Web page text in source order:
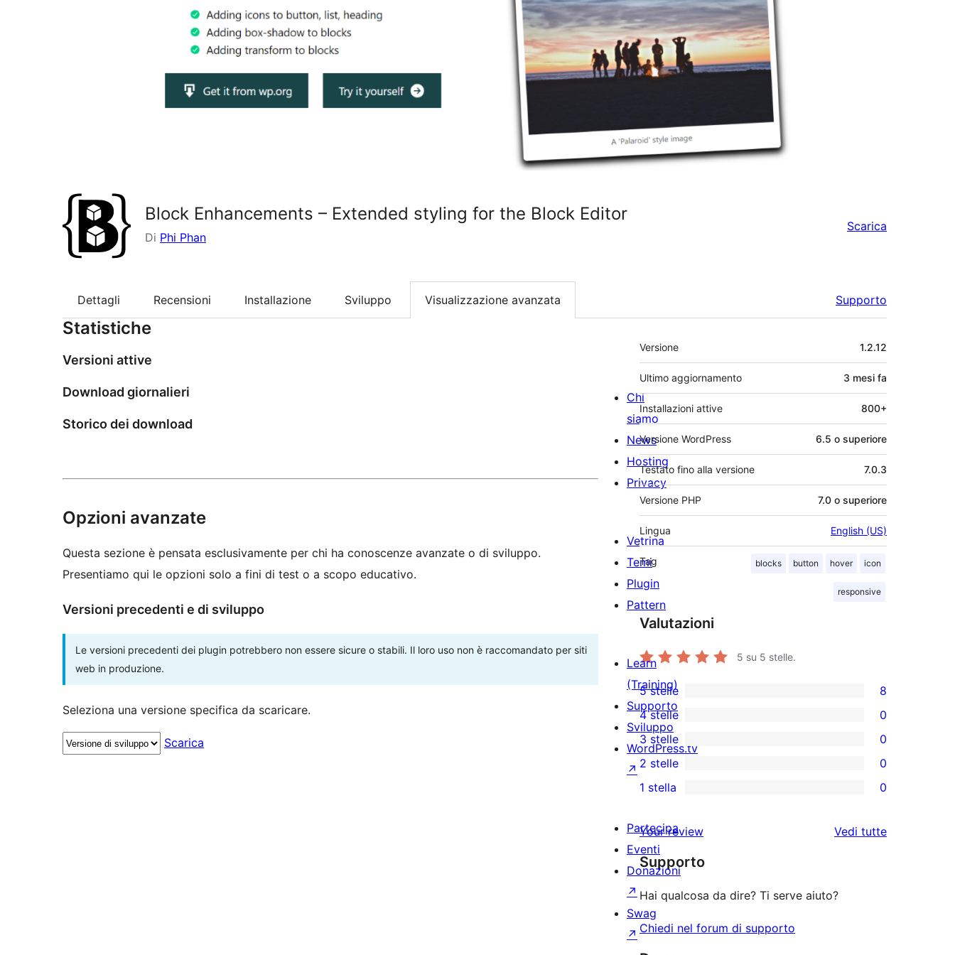
Block Enhancements – Extended styling for the Block Editor
Di Phi Phan
Scarica
Dettagli Recensioni Installazione Sviluppo Visualizzazione avanzata Supporto
Statistiche
Versioni attive
Download giornalieri
Storico dei download
Opzioni avanzate
Questa sezione è pensata esclusivamente per chi ha conoscenze avanzate o di sviluppo.
Presentiamo qui le opzioni solo a fini di test o a scopo educativo.
Versioni precedenti e di sviluppo
Le versioni precedenti dei plugin potrebbero non essere sicure o stabili. Il loro uso non è raccomandato per siti
web in produzione.
Seleziona una versione specifica da scaricare.
Scarica
Meta
Versione 1.2.12
Ultimo aggiornamento 3 mesi fa
Installazioni attive 800+
Versione WordPress 6.5 o superiore
Testato fino alla versione 7.0.3
Versione PHP 7.0 o superiore
Lingua English (US)
Tag blocks button hover icon
responsive
Valutazioni
5 su 5 stelle.
8
recensioni
a
5-
stelle
5 stelle 8
0
recensioni
a
4-
4 stelle 0
0
recensioni
a
stelle
3 stelle 0
recensioni
2-
stelle
2 stelle 0
a
1-
1 stella 0
Your review Vedi tuttele
Supporto
Hai qualcosa da dire? Ti serve aiuto?
Chiedi nel forum di supporto
Chi
siamo
News
Hosting
Privacy
Vetrina
Temi
Plugin
Pattern
Learn
(Training)
Supporto
Sviluppo
WordPress.tv
↗
Partecipa
Eventi
Donazioni
↗
Swag
↗